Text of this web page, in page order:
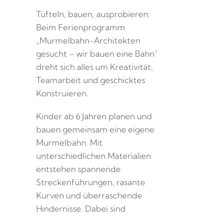
Tüfteln, bauen, ausprobieren:
Beim Ferienprogramm
„Murmelbahn-Architekten
gesucht – wir bauen eine Bahn“
dreht sich alles um Kreativität,
Teamarbeit und geschicktes
Konstruieren.
Kinder ab 6 Jahren planen und
bauen gemeinsam eine eigene
Murmelbahn. Mit
unterschiedlichen Materialien
entstehen spannende
Streckenführungen, rasante
Kurven und überraschende
Hindernisse. Dabei sind